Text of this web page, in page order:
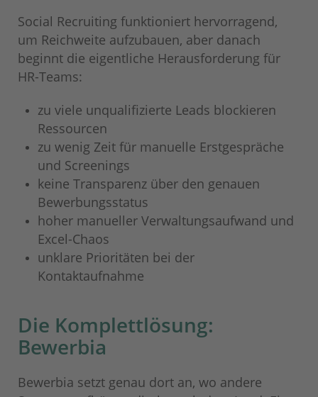
Social Recruiting funktioniert hervorragend,
um Reichweite aufzubauen, aber danach
beginnt die eigentliche Herausforderung für
HR-Teams:
zu viele unqualifizierte Leads blockieren
Ressourcen
zu wenig Zeit für manuelle Erstgespräche
und Screenings
keine Transparenz über den genauen
Bewerbungsstatus
hoher manueller Verwaltungsaufwand und
Excel-Chaos
unklare Prioritäten bei der
Kontaktaufnahme
Die Komplettlösung:
Bewerbia
Bewerbia setzt genau dort an, wo andere